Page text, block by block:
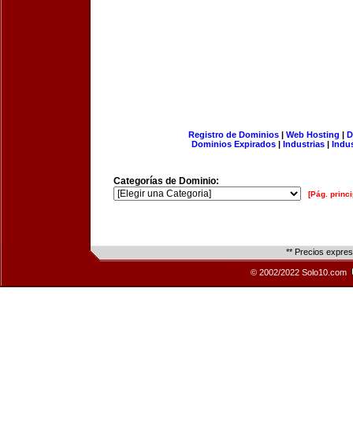
Registro de Dominios| Web Hosting |
Dominios Expirados | Industrias |
Categorías de Dominio:
[Pág.
** Precios
© 2002/2022 Solo10.com